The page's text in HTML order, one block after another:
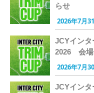
らせ
2026年7月
JCYインタ
2026 会場
2026年7月
JCYインタ